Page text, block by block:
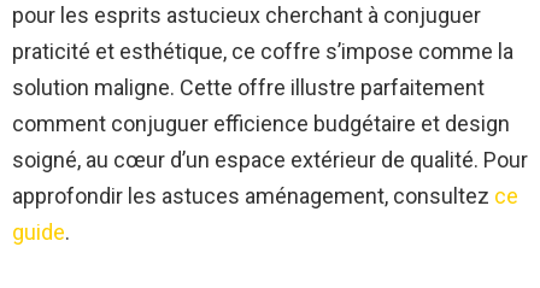
pour les esprits astucieux cherchant à conjuguer
praticité et esthétique, ce coffre s’impose comme la
solution maligne. Cette offre illustre parfaitement
comment conjuguer efficience budgétaire et design
soigné, au cœur d’un espace extérieur de qualité. Pour
approfondir les astuces aménagement, consultez ce
guide.